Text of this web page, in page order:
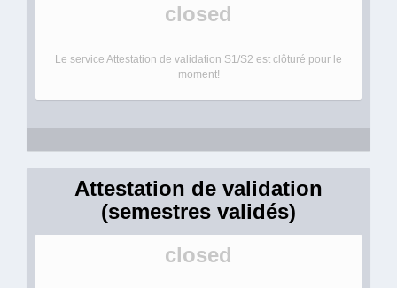
closed
Le service Attestation de validation S1/S2 est clôturé pour le
moment!
Attestation de validation
(semestres validés)
closed